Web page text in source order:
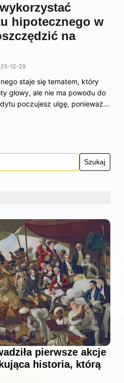
hipotecznego w
na
12-29
staje się tematem, który
głowy, ale nie ma powodu do
poczujesz ulgę, ponieważ…
pierwsze akcje
historia, którą